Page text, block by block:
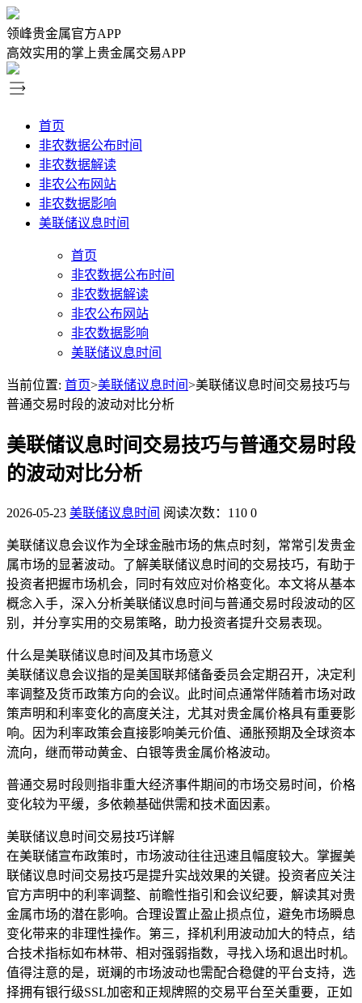
领峰贵金属官方APP
高效实用的掌上贵金属交易APP
首页
非农数据公布时间
非农数据解读
非农公布网站
非农数据影响
美联储议息时间
首页
非农数据公布时间
非农数据解读
非农公布网站
非农数据影响
美联储议息时间
当前位置: 首页>美联储议息时间>美联储议息时间交易技巧与
普通交易时段的波动对比分析
美联储议息时间交易技巧与普通交易时段
的波动对比分析
2026-05-23 美联储议息时间 阅读次数：110 0
美联储议息会议作为全球金融市场的焦点时刻，常常引发贵金
属市场的显著波动。了解美联储议息时间的交易技巧，有助于
投资者把握市场机会，同时有效应对价格变化。本文将从基本
概念入手，深入分析美联储议息时间与普通交易时段波动的区
别，并分享实用的交易策略，助力投资者提升交易表现。
什么是美联储议息时间及其市场意义
美联储议息会议指的是美国联邦储备委员会定期召开，决定利
率调整及货币政策方向的会议。此时间点通常伴随着市场对政
策声明和利率变化的高度关注，尤其对贵金属价格具有重要影
响。因为利率政策会直接影响美元价值、通胀预期及全球资本
流向，继而带动黄金、白银等贵金属价格波动。
普通交易时段则指非重大经济事件期间的市场交易时间，价格
变化较为平缓，多依赖基础供需和技术面因素。
美联储议息时间交易技巧详解
在美联储宣布政策时，市场波动往往迅速且幅度较大。掌握美
联储议息时间交易技巧是提升实战效果的关键。投资者应关注
官方声明中的利率调整、前瞻性指引和会议纪要，解读其对贵
金属市场的潜在影响。合理设置止盈止损点位，避免市场瞬息
变化带来的非理性操作。第三，择机利用波动加大的特点，结
合技术指标如布林带、相对强弱指数，寻找入场和退出时机。
值得注意的是，斑斓的市场波动也需配合稳健的平台支持，选
择拥有银行级SSL加密和正规牌照的交易平台至关重要，正如